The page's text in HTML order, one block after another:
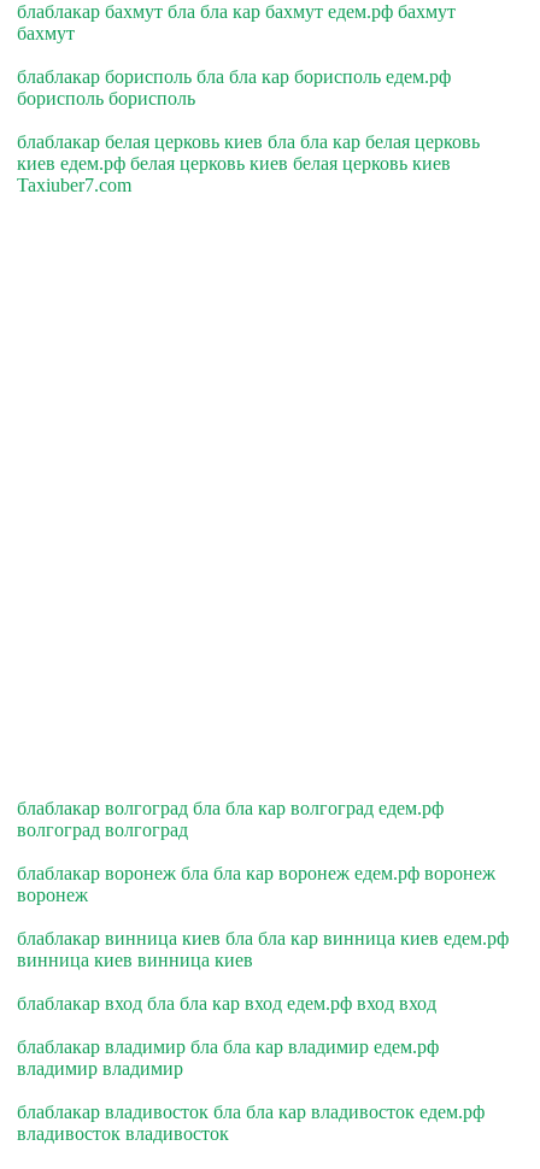
блаблакар бахмут бла бла кар бахмут едем.рф бахмут
бахмут
блаблакар борисполь бла бла кар борисполь едем.рф
борисполь борисполь
блаблакар белая церковь киев бла бла кар белая церковь
киев едем.рф белая церковь киев белая церковь киев
Taxiuber7.com
блаблакар волгоград бла бла кар волгоград едем.рф
волгоград волгоград
блаблакар воронеж бла бла кар воронеж едем.рф воронеж
воронеж
блаблакар винница киев бла бла кар винница киев едем.рф
винница киев винница киев
блаблакар вход бла бла кар вход едем.рф вход вход
блаблакар владимир бла бла кар владимир едем.рф
владимир владимир
блаблакар владивосток бла бла кар владивосток едем.рф
владивосток владивосток